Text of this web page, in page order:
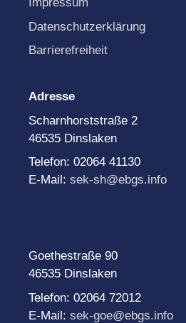
Datenschutzerklärung
Barrierefreiheit
Adresse
Scharnhorststraße 2
46535 Dinslaken
Telefon: 02064 41130
E-Mail: sek-sh@ebgs.info
Goethestraße 90
46535 Dinslaken
Telefon: 02064 72012
E-Mail: sek-goe@ebgs.info